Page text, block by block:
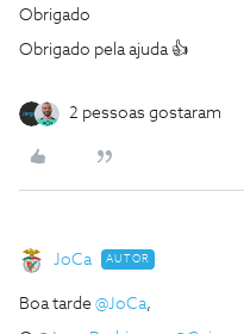
Obrigado
Obrigado pela ajuda 👍
2 pessoas gostaram
JoCa AUTOR
Boa tarde @JoCa,